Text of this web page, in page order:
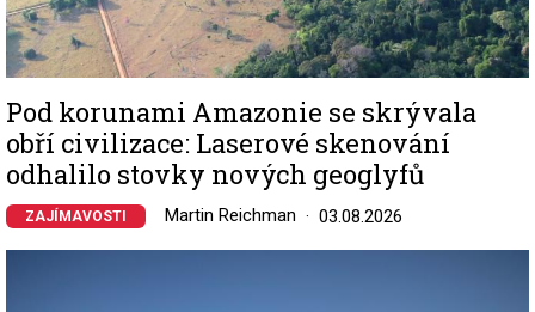
Pod korunami Amazonie se skrývala
obří civilizace: Laserové skenování
odhalilo stovky nových geoglyfů
ZAJÍMAVOSTI Martin Reichman 03.08.2026